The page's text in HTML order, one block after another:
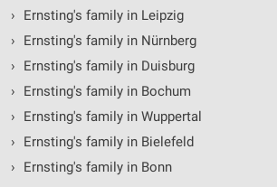
›
Ernsting's family in Leipzig
›
Ernsting's family in Nürnberg
›
Ernsting's family in Duisburg
›
Ernsting's family in Bochum
›
Ernsting's family in Wuppertal
›
Ernsting's family in Bielefeld
›
Ernsting's family in Bonn